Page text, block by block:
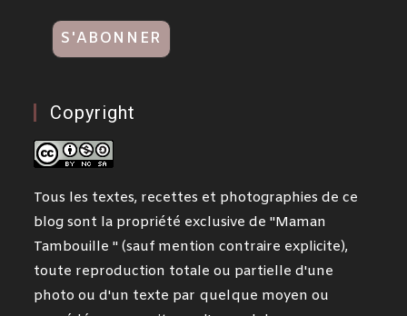
Copyright
Tous les textes, recettes et photographies de ce
blog sont la propriété exclusive de "Maman
Tambouille " (sauf mention contraire explicite),
toute reproduction totale ou partielle d'une
photo ou d'un texte par quelque moyen ou